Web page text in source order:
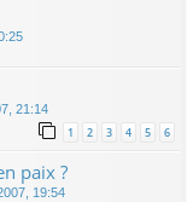
21:14
1 2 3 4 5 6
paix ?
19:54